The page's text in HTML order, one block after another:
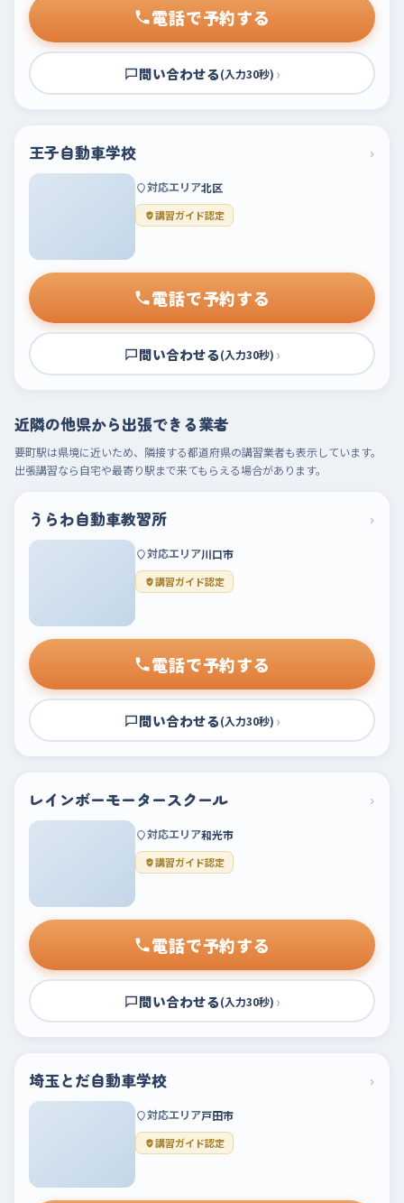
電話で予約する
問い合わせる(入力30秒) ›
王子自動車学校 ›
対応エリア北区
講習ガイド認定
電話で予約する
問い合わせる(入力30秒) ›
近隣の他県から出張できる業者
要町駅は県境に近いため、隣接する都道府県の講習業者も表示しています。
出張講習なら自宅や最寄り駅まで来てもらえる場合があります。
うらわ自動車教習所 ›
対応エリア川口市
講習ガイド認定
電話で予約する
問い合わせる(入力30秒) ›
レインボーモータースクール ›
対応エリア和光市
講習ガイド認定
電話で予約する
問い合わせる(入力30秒) ›
埼玉とだ自動車学校 ›
対応エリア戸田市
講習ガイド認定